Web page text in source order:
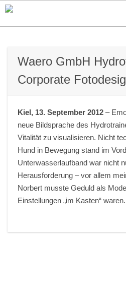
Waero GmbH
Corporate
Kiel, 13. September 2012 –
neue Bildsprache des
Vitalität zu visualisieren. Nicht
Hund in Bewegung stand im
Unterwasserlaufband war nicht
Herausforderung – vor allem
Norbert musste Geduld als
Einstellungen „im Kasten“ waren.